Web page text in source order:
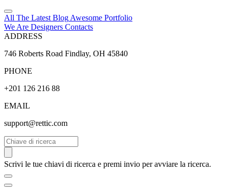
All The Latest Blog Awesome Portfolio
We Are Designers Contacts
ADDRESS
746 Roberts Road Findlay, OH 45840
PHONE
+201 126 216 88
EMAIL
support@rettic.com
Cerca
Scrivi le tue chiavi di ricerca e premi invio per avviare la ricerca.